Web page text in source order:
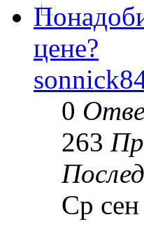
цене?
0
263
Ср